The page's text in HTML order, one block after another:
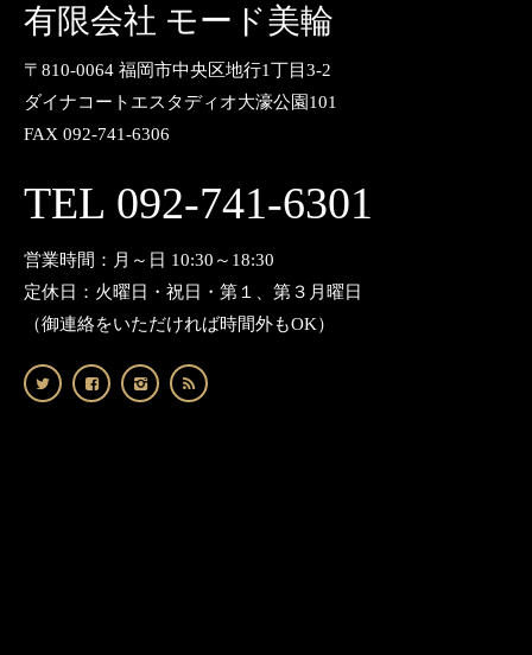
有限会社 モード美輪
〒810-0064 福岡市中央区地行1丁目3-2
ダイナコートエスタディオ大濠公園101
FAX 092-741-6306
TEL 092-741-6301
営業時間：月～日 10:30～18:30
定休日：火曜日・祝日・第１、第３月曜日
（御連絡をいただければ時間外もOK）